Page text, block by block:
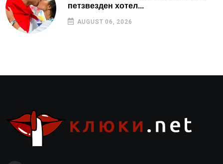
петзвезден хотел...
AUGUST 06, 2026